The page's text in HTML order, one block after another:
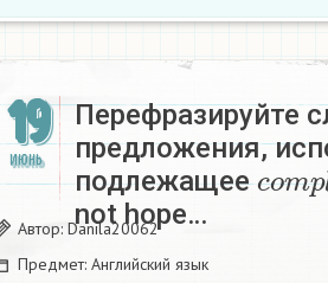
19
ИЮНЬ
Перефразируйте
предложения,
подлежащееc om
not hope…
Автор: Danila20062
Предмет: Английский язык